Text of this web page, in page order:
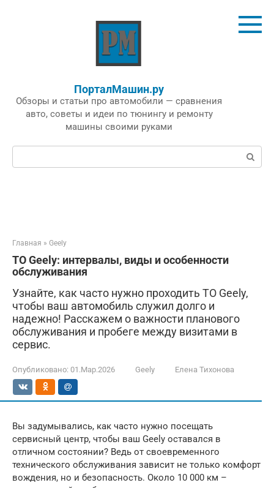
ПорталМашин.ру
Обзоры и статьи про автомобили — сравнения
авто, советы и идеи по тюнингу и ремонту
машины своими руками
Поиск:
Главная » Geely
ТО Geely: интервалы, виды и особенности
обслуживания
Узнайте, как часто нужно проходить ТО Geely,
чтобы ваш автомобиль служил долго и
надежно! Расскажем о важности планового
обслуживания и пробеге между визитами в
сервис.
Опубликовано: 01.Мар.2026 Geely Елена Тихонова
Вы задумывались, как часто нужно посещать
сервисный центр, чтобы ваш Geely оставался в
отличном состоянии? Ведь от своевременного
технического обслуживания зависит не только комфорт
вождения, но и безопасность. Около 10 000 км –